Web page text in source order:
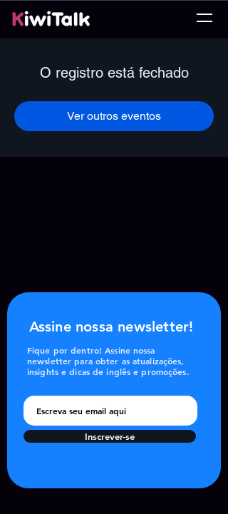
O registro está fechado
Ver outros eventos
Assine nossa newsletter!
Fique por dentro! Assine nossa
newsletter para obter as atualizações,
insights e dicas de inglês e promoções.
Inscrever-se